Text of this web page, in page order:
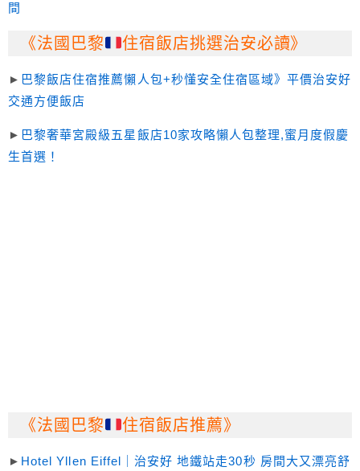
間
《法國巴黎 住宿飯店挑選治安必讀》
► 巴黎飯店住宿推薦懶人包+秒懂安全住宿區域》平價治安好
交通方便飯店
► 巴黎奢華宮殿級五星飯店10家攻略懶人包整理,蜜月度假慶
生首選！
《法國巴黎 住宿飯店推薦》
► Hotel Yllen Eiffel｜治安好 地鐵站走30秒 房間大又漂亮舒